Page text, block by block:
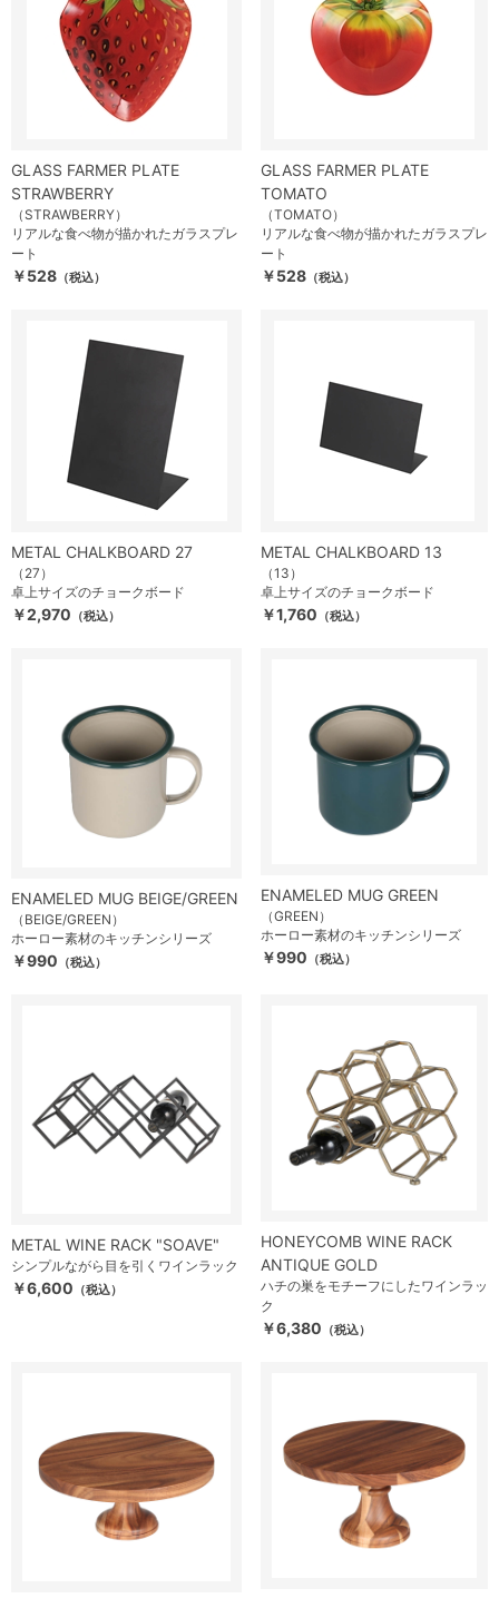
GLASS FARMER PLATE
STRAWBERRY
（STRAWBERRY）
リアルな食べ物が描かれたガラスプレ
ート
￥528 （税込）
GLASS FARMER PLATE
TOMATO
（TOMATO）
リアルな食べ物が描かれたガラスプレ
ート
￥528 （税込）
METAL CHALKBOARD 27
（27）
卓上サイズのチョークボード
￥2,970 （税込）
METAL CHALKBOARD 13
（13）
卓上サイズのチョークボード
￥1,760 （税込）
ENAMELED MUG BEIGE/GREEN
（BEIGE/GREEN）
ホーロー素材のキッチンシリーズ
￥990 （税込）
ENAMELED MUG GREEN
（GREEN）
ホーロー素材のキッチンシリーズ
￥990 （税込）
METAL WINE RACK "SOAVE"
シンプルながら目を引くワインラック
￥6,600 （税込）
HONEYCOMB WINE RACK
ANTIQUE GOLD
ハチの巣をモチーフにしたワインラッ
ク
￥6,380 （税込）